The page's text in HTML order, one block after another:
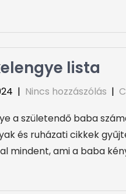
lista
| Nincs hozzászólás |
a születendő baba
és ruházati cikkek
mindent, ami a baba